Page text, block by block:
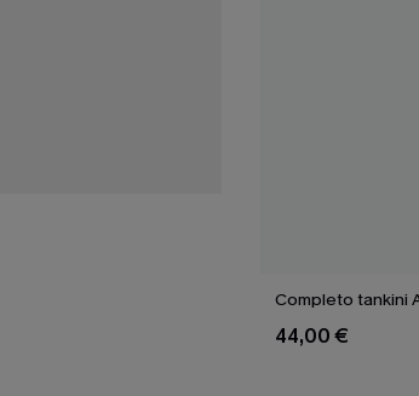
Completo tankini
44,00 €